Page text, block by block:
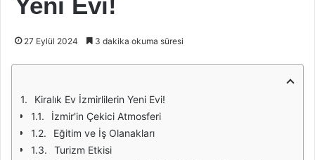
27 Eylül 2024 3 dakika okuma süresi
Kiralık Ev İzmirlilerin Yeni Evi!
İzmir'in Çekici Atmosferi
Eğitim ve İş Olanakları
Turizm Etkisi